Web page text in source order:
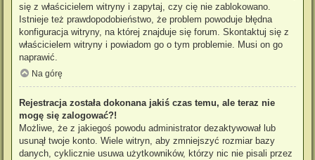
się z właścicielem witryny i zapytaj, czy cię nie zablokowano.
Istnieje też prawdopodobieństwo, że problem powoduje błędna
konfiguracja witryny, na której znajduje się forum. Skontaktuj się z
właścicielem witryny i powiadom go o tym problemie. Musi on go
naprawić.
Na górę
Rejestracja została dokonana jakiś czas temu, ale teraz nie
mogę się zalogować?!
Możliwe, że z jakiegoś powodu administrator dezaktywował lub
usunął twoje konto. Wiele witryn, aby zmniejszyć rozmiar bazy
danych, cyklicznie usuwa użytkowników, którzy nic nie pisali przez